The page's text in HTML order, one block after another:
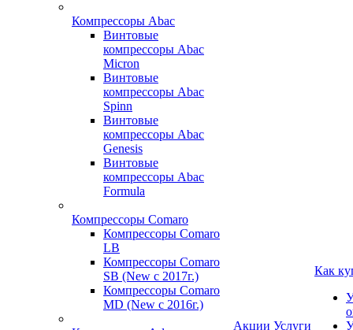
Компрессоры Abac
Винтовые
компрессоры Abac
Micron
Винтовые
компрессоры Abac
Spinn
Винтовые
компрессоры Abac
Genesis
Винтовые
компрессоры Abac
Formula
Компрессоры Comaro
Компрессоры Comaro
LB
Компрессоры Comaro
SB (New с 2017г.)
Компрессоры Comaro
MD (New с 2016г.)
Акции Услуги
Как